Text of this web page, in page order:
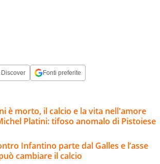
Fonti preferite
è morto, il calcio e la vita nell'amore
Platini: tifoso anomalo di Pistoiese
Infantino parte dal Galles e l’asse
cambiare il calcio